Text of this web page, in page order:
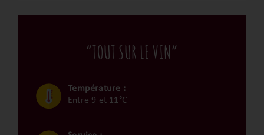
“TOUT SUR LE VIN”
Température :
Entre 9 et 11°C